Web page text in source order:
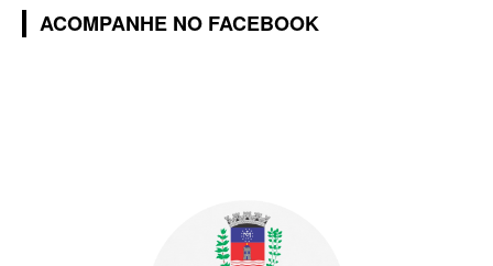
ACOMPANHE NO FACEBOOK